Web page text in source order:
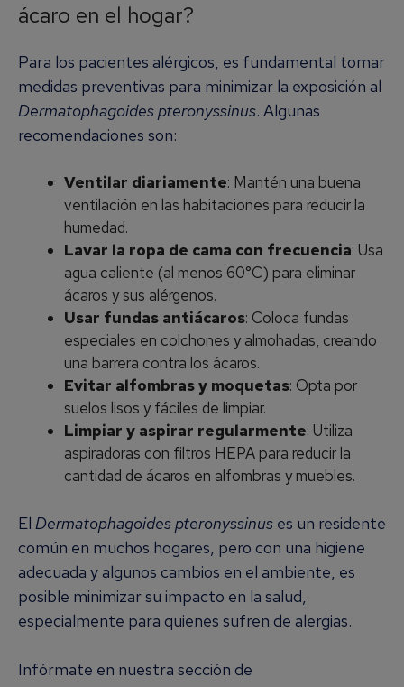
ácaro en el hogar?
Para los pacientes alérgicos, es fundamental tomar
medidas preventivas para minimizar la exposición al
Dermatophagoides pteronyssinus. Algunas
recomendaciones son:
Ventilar diariamente: Mantén una buena
ventilación en las habitaciones para reducir la
humedad.
Lavar la ropa de cama con frecuencia: Usa
agua caliente (al menos 60°C) para eliminar
ácaros y sus alérgenos.
Usar fundas antiácaros: Coloca fundas
especiales en colchones y almohadas, creando
una barrera contra los ácaros.
Evitar alfombras y moquetas: Opta por
suelos lisos y fáciles de limpiar.
Limpiar y aspirar regularmente: Utiliza
aspiradoras con filtros HEPA para reducir la
cantidad de ácaros en alfombras y muebles.
El Dermatophagoides pteronyssinus es un residente
común en muchos hogares, pero con una higiene
adecuada y algunos cambios en el ambiente, es
posible minimizar su impacto en la salud,
especialmente para quienes sufren de alergias.
Infórmate en nuestra sección de